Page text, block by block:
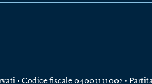
• Codice fiscale 04003131002 •